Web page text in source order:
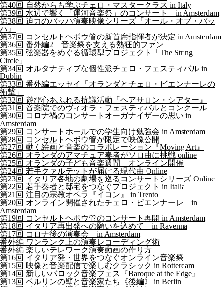
第40回 自然からも学ぶチェロ・マスタークラス in Italy
第39回 水辺で響く「運河音楽祭」のコンサート in Amsterdam
第38回 迫力のバッハ演奏映像シリーズ『オール・オブ・バッ
ハ』
第37回 コンセルトヘボウ管の新首席指揮者が決定 in Amsterdam
第36回 番外編2 音楽祭を支える熱狂的ファン
第35回 弦楽器をめぐる循環型プロジェクト「The String
Circle」
第34回 オルタナティブな個性派チェロ・フェスティバル in
Dublin
第33回 番外編エッセイ「オランダとチェロ・ビエンナーレの
衝撃」
第32回 遊び心あふれる抗議活動『ヘアサロン・シアター』
第31回 音楽院でのヴィオラ・フェスティバルとコンクール
第30回 コロナ禍のコンサートオーガナイザーの思い in
Amsterdam
第29回 コンサートホールでの学生向け勉強会 in Amsterdam
第28回 コンセルトヘボウ管が限定で映像公開
第27回 動く絵画と音楽のコラボレーション『Moving Art』
第26回 オランダのアマチュア奏者がソロ曲に挑戦 online
第25回 オランダの子ども音楽週間 オンライン開催
第24回 若手クァルテットが届ける現代曲 Online
第23回 イタリア各地の劇場を巡るコンサートシリーズ Online
第22回 若手奏者と邸宅をつなぐプロジェクト in Italia
第21回 注目の宗教オペラ『イコン』 in Trento
第20回 オンライン開催されたチェロ・ビエンナーレ in
Amsterdam
第19回 コンセルトヘボウ管のコンサート再開 in Amsterdam
第18回 イタリア再出発への願いを込めて in Ravenna
第17回 コロナ後の演奏会 in Amsterdam
番外編 ワンランク上の演奏レコーディング術
番外編 楽しいテレワーク演奏動画の作り方
第16回 イタリア発・世界をつなぐオンライン音楽祭
第15回 映像と音楽配信で楽しむクラシック in Rotterdam
第14回 新しいバロック音楽フェス『Baroque at the Edge』
第13回 ベルリンの壁と音楽家たち《後編》 in Berlin